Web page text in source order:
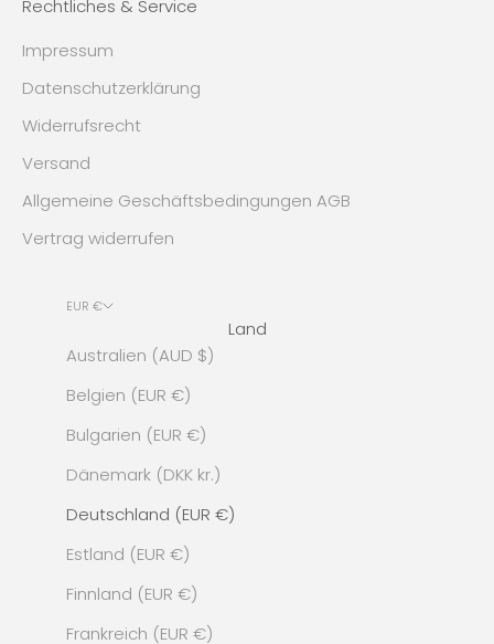
Rechtliches & Service
Impressum
Datenschutzerklärung
Widerrufsrecht
Versand
Allgemeine Geschäftsbedingungen AGB
Vertrag widerrufen
EUR €
Land
Australien (AUD $)
Belgien (EUR €)
Bulgarien (EUR €)
Dänemark (DKK kr.)
Deutschland (EUR €)
Estland (EUR €)
Finnland (EUR €)
Frankreich (EUR €)